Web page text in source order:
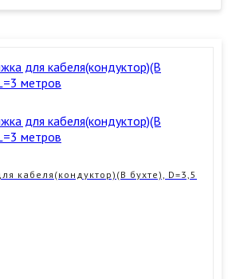
кабеля(кондуктор)(В бухте), D=3,5